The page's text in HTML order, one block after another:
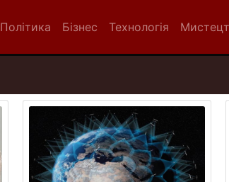
Політика Бізнес Технологія